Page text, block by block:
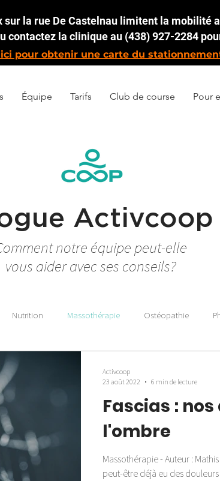
sur la rue De Castelnau limitent la mobilité
contactez la clinique au (438) 927-2284
pour obtenir une carte du
Équipe Tarifs Club de course Pour
Activcoop
notre équipe peut-elle
vous aider avec ses conseils?
Nutrition Massothérapie Ostéopathie
Fascias :
l'ombre
Massothérapie - Auteur :
peut-être déjà eu des
Activcoop
23 août 2022
6 min de lecture